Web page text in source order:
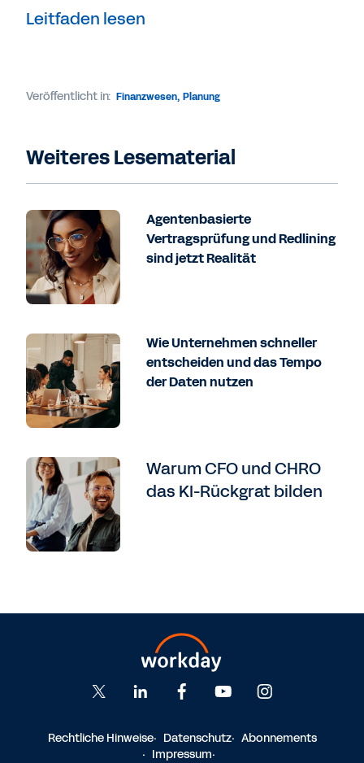
Leitfaden lesen
Veröffentlicht in: Finanzwesen, Planung
Weiteres Lesematerial
Agentenbasierte
Vertragsprüfung und Redlining
sind jetzt Realität
Wie Unternehmen schneller
entscheiden und das Tempo
der Daten nutzen
Warum CFO und CHRO
das KI-Rückgrat bilden
Rechtliche Hinweise Datenschutz
Abonnements
Impressum